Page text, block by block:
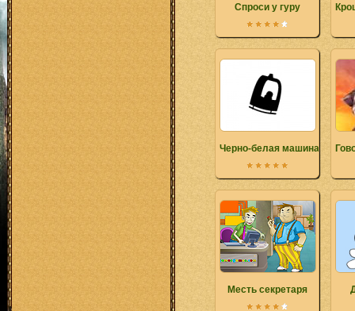
Спроси у гуру
Черно-белая машина
Месть секретаря